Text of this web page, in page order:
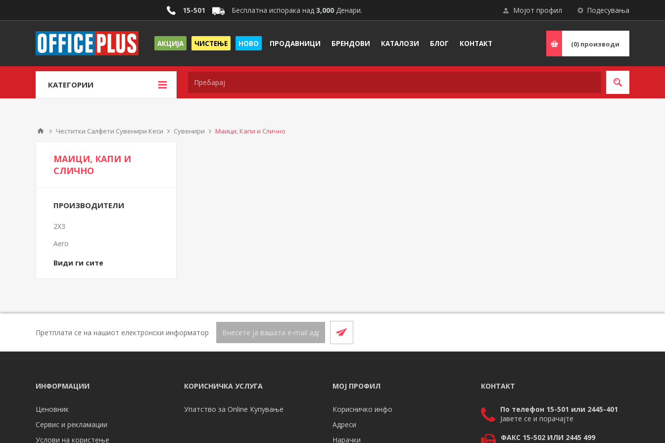
Подесувања
Мојот профил
15-501 Бесплатна испорака над 3,000 Денари.
АКЦИЈА ЧИСТЕЊЕ НОВО ПРОДАВНИЦИ БРЕНДОВИ КАТАЛОЗИ БЛОГ КОНТАКТ (0) производи
КАТЕГОРИИ
Честитки Салфети Сувенири Кеси Сувенири Маици, Капи и Слично
МАИЦИ, КАПИ И
СЛИЧНО
ПРОИЗВОДИТЕЛИ
2X3
Aero
Види ги сите
Претплати се на нашиот електронски информатор
ИНФОРМАЦИИ
Ценовник
Сервис и рекламации
Услови на користење
КОРИСНИЧКА УСЛУГА
Упатство за Online Купување
МОЈ ПРОФИЛ
Корисничко инфо
Адреси
Нарачки
КОНТАКТ
По телефон 15-501 или 2445-401
Јавете се и порачајте
ФАКС 15-502 ИЛИ 2445 499